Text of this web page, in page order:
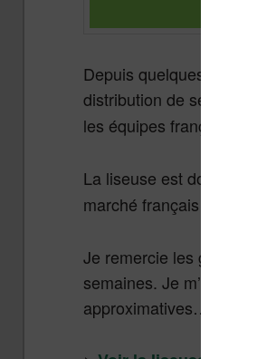
Depuis quelques mois,
distribution de ses
les équipes françaises
La liseuse est donc une
marché français et au
Je remercie les gens
semaines. Je
approximatives…